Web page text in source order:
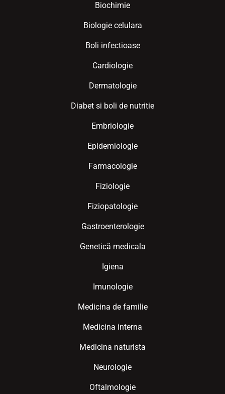
Biochimie
Biologie celulara
Boli infectioase
Cardiologie
Dermatologie
Diabet si boli de nutritie
Embriologie
Epidemiologie
Farmacologie
Fiziologie
Fiziopatologie
Gastroenterologie
Genetică medicala
Igiena
Imunologie
Medicina de familie
Medicina interna
Medicina naturista
Neurologie
Oftalmologie